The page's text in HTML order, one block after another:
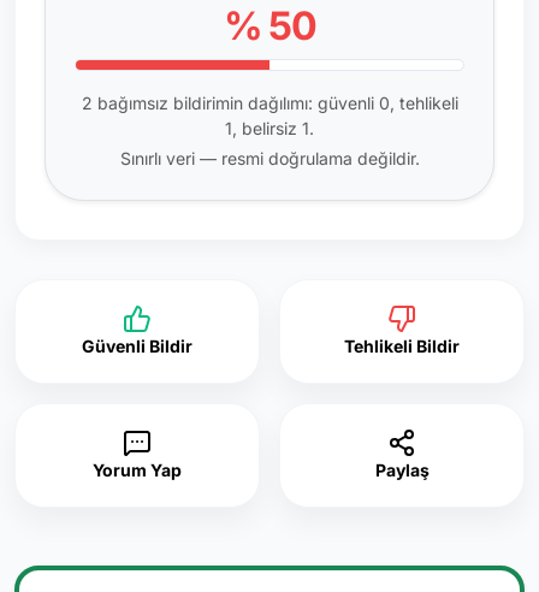
% 50
2 bağımsız bildirimin dağılımı: güvenli 0, tehlikeli
1, belirsiz 1.
Sınırlı veri — resmi doğrulama değildir.
Güvenli Bildir Tehlikeli Bildir
Yorum Yap Paylaş